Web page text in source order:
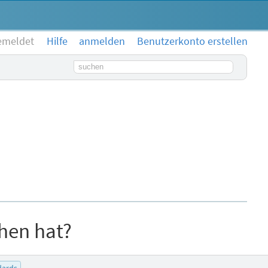
Hilfe anmelden
Benutzerkonto erstellen
Suchbegriff
hat?